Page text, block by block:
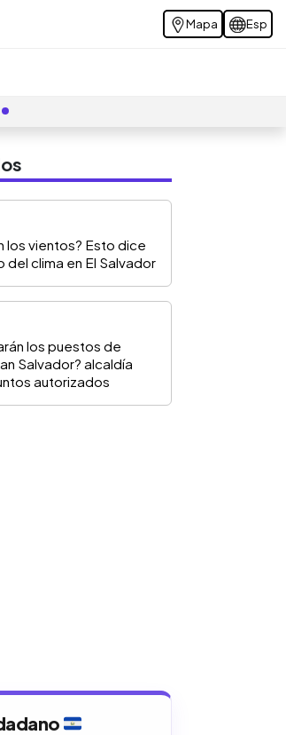
Mapa Esp
los vientos? Esto dice
del clima en El Salvador
los puestos de
Salvador? alcaldía
autorizados